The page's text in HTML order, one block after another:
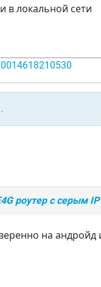
в локальной сети
.
роутер с серым IP
на андройд